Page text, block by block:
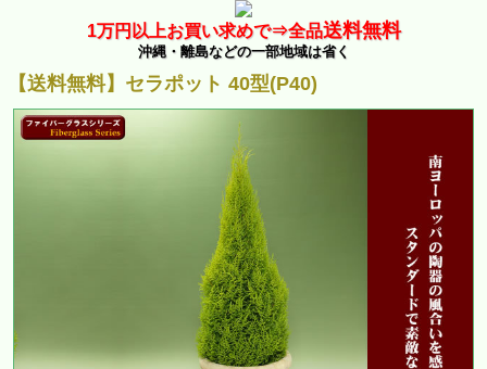
1万円以上お買い求めで⇒全品送料無料
沖縄・離島などの一部地域は省く
【送料無料】セラポット 40型(P40)